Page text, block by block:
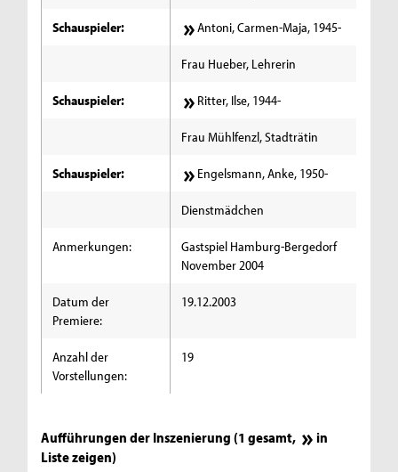
Schauspieler: Antoni, Carmen-Maja, 1945-
Frau Hueber, Lehrerin
Schauspieler: Ritter, Ilse, 1944-
Frau Mühlfenzl, Stadträtin
Schauspieler: Engelsmann, Anke, 1950-
Dienstmädchen
Anmerkungen:
Gastspiel Hamburg-Bergedorf
November 2004
Datum der
Premiere:
19.12.2003
Anzahl der
Vorstellungen:
19
Aufführungen der Inszenierung (1 gesamt,
in
Liste zeigen)